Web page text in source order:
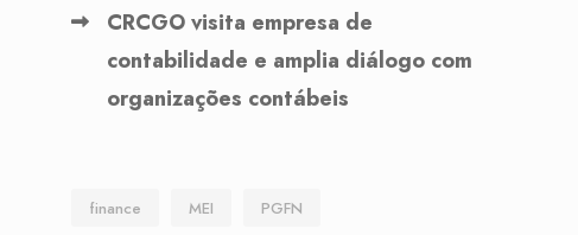
CRCGO visita empresa de
contabilidade e amplia diálogo com
organizações contábeis
finance MEI PGFN